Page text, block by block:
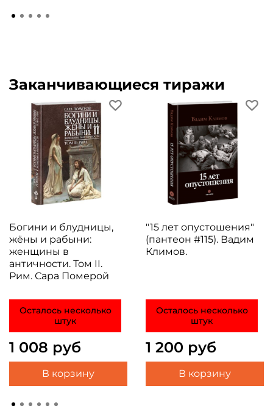
Заканчивающиеся тиражи
Богини и блудницы,
жёны и рабыни:
женщины в
античности. Том II.
Рим. Сара Померой
Осталось несколько
штук
1 008 руб
В корзину
"15 лет опустошения"
(пантеон #115). Вадим
Климов.
Осталось несколько
штук
1 200 руб
В корзину